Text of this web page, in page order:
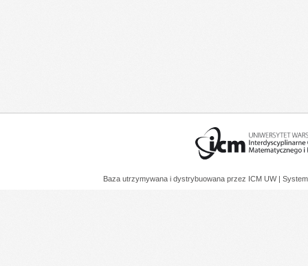
Baza utrzymywana i dystrybuowana przez ICM UW |